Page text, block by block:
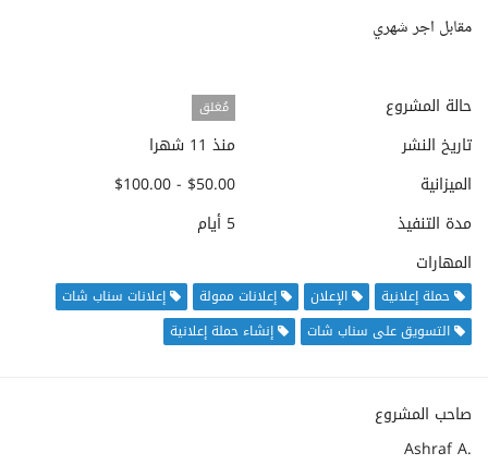
مقابل اجر شهري
حالة المشروع مُغلق
تاريخ النشر
منذ 11 شهرا
الميزانية
$50.00 - $100.00
مدة التنفيذ
5 أيام
المهارات
حملة إعلانية الإعلان إعلانات ممولة
إعلانات سناب شات
التسويق على سناب شات
إنشاء حملة إعلانية
صاحب المشروع
Ashraf A.